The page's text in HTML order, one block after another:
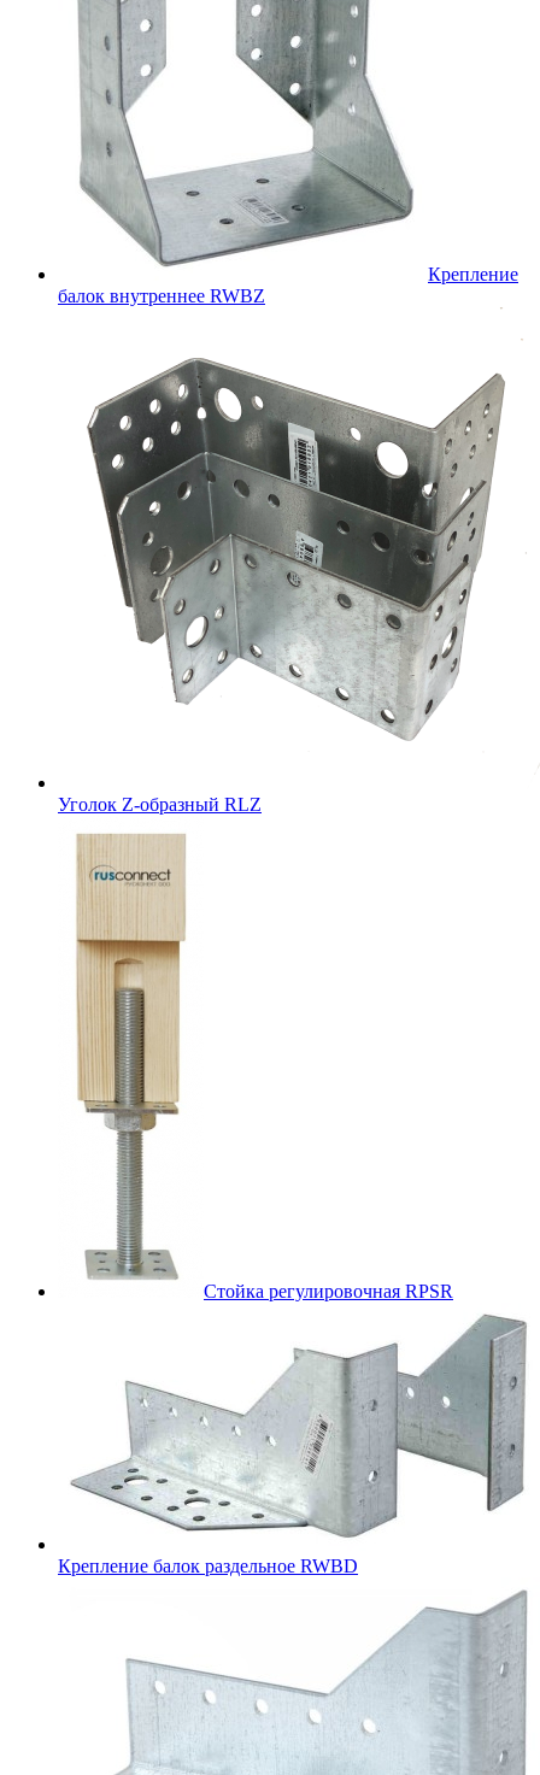
Крепление
балок внутреннее RWBZ
Уголок Z-образный RLZ
Стойка регулировочная RPSR
Крепление балок раздельное RWBD